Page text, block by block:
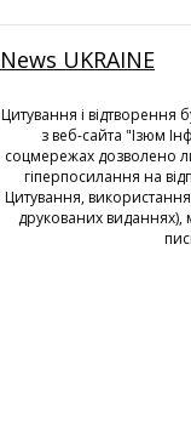
News UKRAINE
Цитування і відтворення
з веб-сайта "Ізюм
соцмережах дозволено
гіперпосилання на
Цитування, використання
друкованих виданнях),